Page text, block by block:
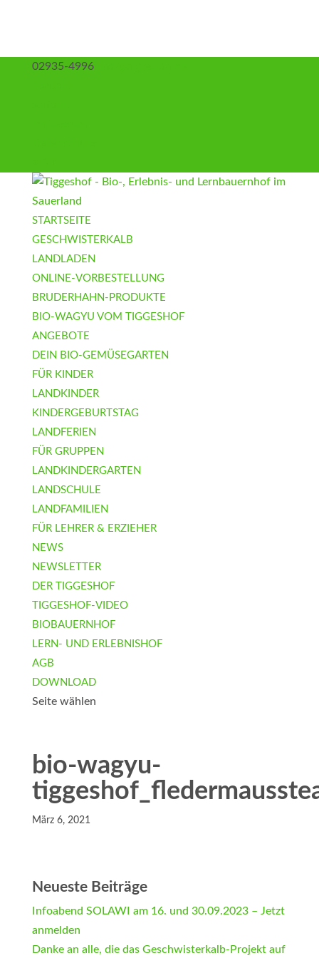
02935-4996
STARTSEITE
GESCHWISTERKALB
LANDLADEN
ONLINE-VORBESTELLUNG
BRUDERHAHN-PRODUKTE
BIO-WAGYU VOM TIGGESHOF
ANGEBOTE
DEIN BIO-GEMÜSEGARTEN
FÜR KINDER
LANDKINDER
KINDERGEBURTSTAG
LANDFERIEN
FÜR GRUPPEN
LANDKINDERGARTEN
LANDSCHULE
LANDFAMILIEN
FÜR LEHRER & ERZIEHER
NEWS
NEWSLETTER
DER TIGGESHOF
TIGGESHOF-VIDEO
BIOBAUERNHOF
LERN- UND ERLEBNISHOF
AGB
DOWNLOAD
Seite wählen
bio-wagyu-
März 6, 2021
Neueste Beiträge
Infoabend SOLAWI am 16. und 30.09.2023 – Jetzt
anmelden
Danke an alle, die das Geschwisterkalb-Projekt auf